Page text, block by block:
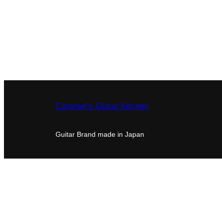
Caramel’s Guitar Kitchen
Guitar Brand made in Japan